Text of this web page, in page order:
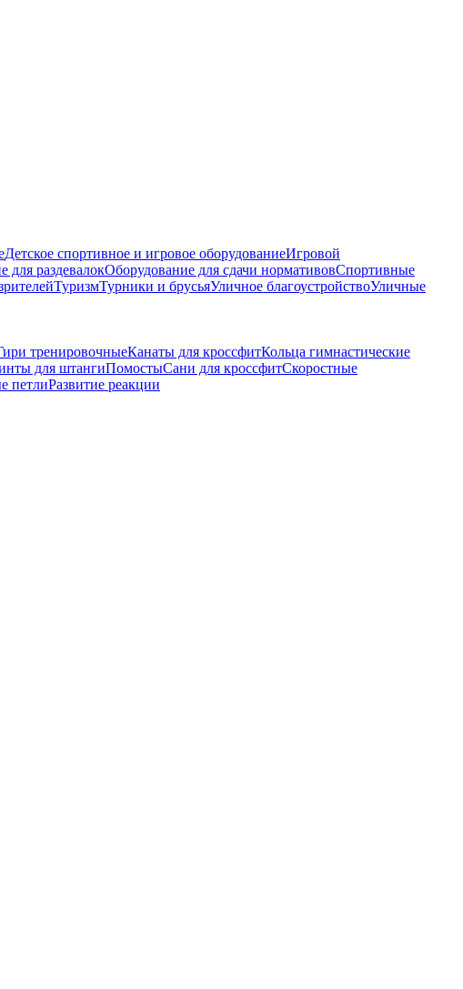
Детское спортивное и игровое оборудованиеИгровой
для раздевалокОборудование для сдачи нормативовСпортивные
ТуризмТурники и брусьяУличное благоустройствоУличные
тренировочныеКанаты для кроссфитКольца гимнастические
для штангиПомостыСани для кроссфитСкоростные
петлиРазвитие реакции